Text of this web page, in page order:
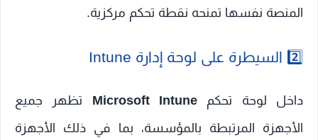
المنصة نفسها تمنحه نقطة تحكم مركزية.
2️⃣ السيطرة على لوحة إدارة Intune
داخل لوحة تحكم Microsoft Intune تظهر جميع
الأجهزة المرتبطة بالمؤسسة، بما في ذلك الأجهزة